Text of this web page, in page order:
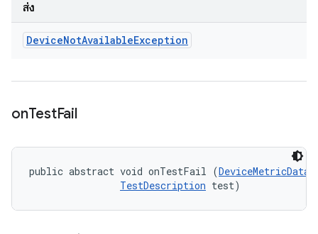
ส่ง
DeviceNotAvailableException
onTestFail
public abstract void onTestFail (DeviceMetricData
TestDescription test)